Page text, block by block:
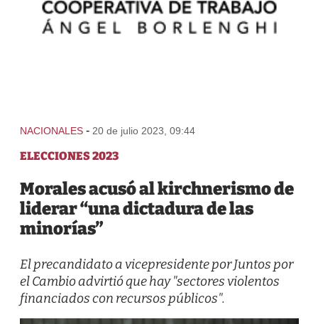
NACIONALES - 20 de julio 2023, 09:44
ELECCIONES 2023
Morales acusó al kirchnerismo de
liderar “una dictadura de las
minorías”
El precandidato a vicepresidente por Juntos por
el Cambio advirtió que hay "sectores violentos
financiados con recursos públicos".